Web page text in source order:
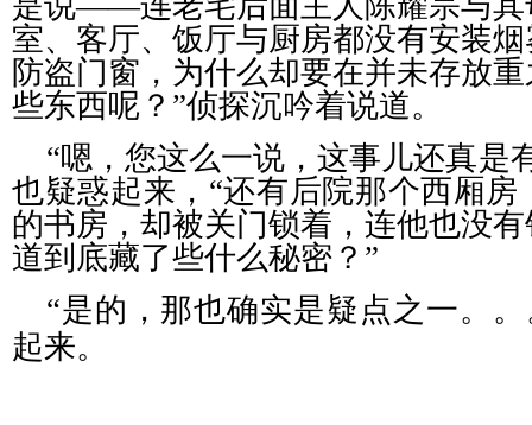
室、客厅、饭厅与厨房都没有安装
防盗门窗，为什么却要在并未存放
些东西呢？”侦探沉吟着说道。
“嗯，您这么一说，这事儿还真是
也疑惑起来，“还有后院那个西厢
的书房，却被关门锁着，连他也没
道到底藏了些什么秘密？”
“是的，那也确实是疑点之一。
起来。